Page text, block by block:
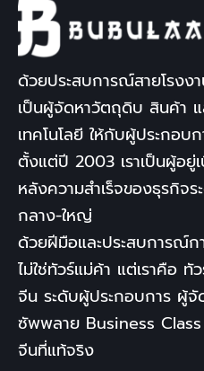
ด้วยประสบการณ์สายโรงงา
เป็นผู้จัดหาวัตถุดิบ สินค้า แ
เทคโนโลยี ให้กับผู้ประกอบก
ตั้งแต่ปี 2003 เราเป็นผู้อยู่
หลังความสำเร็จของธุรกิจร
กลาง-ใหญ่
ด้วยฝีมือและประสบการณ์ก
ไม่ใช่ทัวร์แม่ค้า แต่เราคือ ทั
จีน ระดับผู้ประกอบการ ผู้จั
ซัพพลาย Business Class
จีนที่แท้จริง